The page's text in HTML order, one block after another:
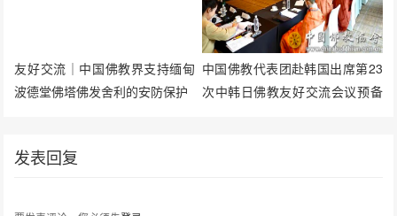
友好交流｜中国佛教界支持缅甸
波德堂佛塔佛发舍利的安防保护
中国佛教代表团赴韩国出席第23
次中韩日佛教友好交流会议预备
发表回复